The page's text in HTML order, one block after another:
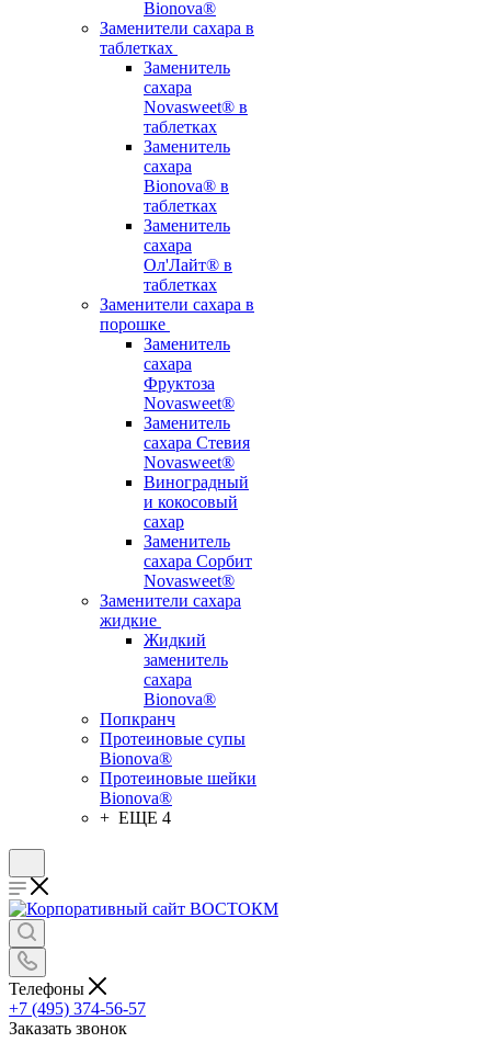
Bionova®
Заменители сахара в
таблетках
Заменитель
сахара
Novasweet® в
таблетках
Заменитель
сахара
Bionova® в
таблетках
Заменитель
сахара
Ол'Лайт® в
таблетках
Заменители сахара в
порошке
Заменитель
сахара
Фруктоза
Novasweet®
Заменитель
сахара Стевия
Novasweet®
Виноградный
и кокосовый
сахар
Заменитель
сахара Сорбит
Novasweet®
Заменители сахара
жидкие
Жидкий
заменитель
сахара
Bionova®
Попкранч
Протеиновые супы
Bionova®
Протеиновые шейки
Bionova®
+ ЕЩЕ 4
Телефоны
+7 (495) 374-56-57
Заказать звонок